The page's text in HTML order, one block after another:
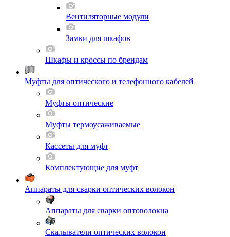
Вентиляторные модули
Замки для шкафов
Шкафы и кроссы по брендам
Муфты для оптического и телефонного кабелей
Муфты оптические
Муфты термоусаживаемые
Кассеты для муфт
Комплектующие для муфт
Аппараты для сварки оптических волокон
Аппараты для сварки оптоволокна
Скалыватели оптических волокон